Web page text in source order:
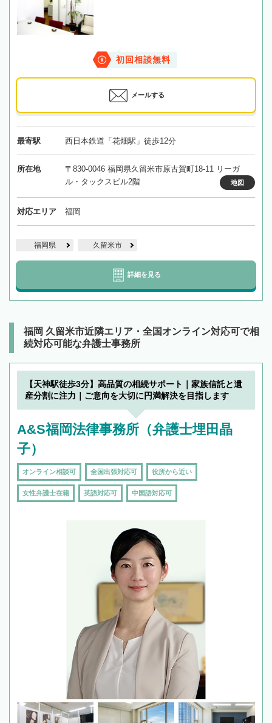
初回相談無料
メールする
最寄駅 西日本鉄道「花畑駅」徒歩12分
所在地
〒830-0046 福岡県久留米市原古賀町18-11 リーガ
ル・タックスビル2階
地図
対応エリア 福岡
福岡県 久留米市
詳細を見る
福岡 久留米市近隣エリア・全国オンライン対応可で相
続対応可能な弁護士事務所
【天神駅徒歩3分】高品質の相続サポート｜家族信託と遺
産分割に注力｜ご意向を大切に円満解決を目指します
A&S福岡法律事務所（弁護士埋田晶
子）
オンライン相談可 全国出張対応可 役所から近い
女性弁護士在籍 英語対応可 中国語対応可